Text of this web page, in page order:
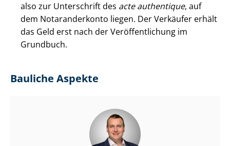
also zur Unterschrift des acte authentique, auf
dem Notaranderkonto liegen. Der Verkäufer erhält
das Geld erst nach der Ver­öf­fent­li­chung im
Grundbuch.
Bauliche Aspekte